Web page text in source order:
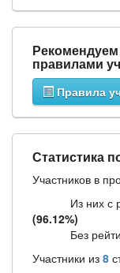
правилами
Правила
Статистика
Участников в
Из них с
(96.12%)
Без
Участники из 8